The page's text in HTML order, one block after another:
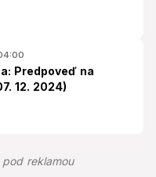
Predpoveď na
12. 2024)
reklamou